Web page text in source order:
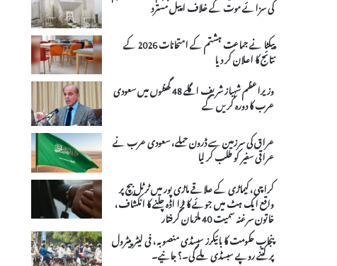
کی سزائے موت کے خلاف اپیل مسترد
پیکٹا نے جماعت ہشتم کے امتحانات 2026 کے
نتائج کا اعلان کر دیا
وزیراعظم شہباز شریف اگلے 48 گھنٹوں میں سعودی
عرب کا دورہ کریں گے
عراق کی سرزمین سے ڈرون حملے، سعودی عرب نے
عراقی سفیر کو طلب کر لیا
کراچی، کیماڑی کے علاقے ماڑی پور میں ٹرٹل بیچ پر
واقع ایک ہٹ میں جوئے کا بڑا اڈہ چلنے کا انکشاف،
خاتون سرغنہ سمیت 40 ملزمان گرفتار
پنجاب حکومت کا بائیکرز سبسڈی منصوبہ، فی لیٹر پیٹرول
پر کتنے روپے سبسڈی ملے گی۔؟ جانیے۔